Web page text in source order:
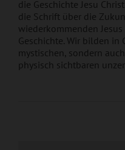
die Geschichte Jesu
die Schrift über die
wiederkommenden
Geschichte. Wir bilden in
mystischen, sondern
physisch sichtbaren